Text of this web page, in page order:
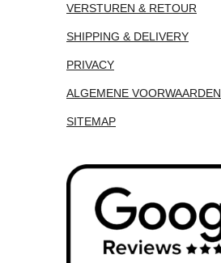
VERSTUREN & RETOUR
SHIPPING & DELIVERY
PRIVACY
ALGEMENE VOORWAARDEN
SITEMAP